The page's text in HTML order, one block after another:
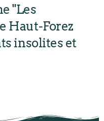
"Les
Haut-Forez
insolites et